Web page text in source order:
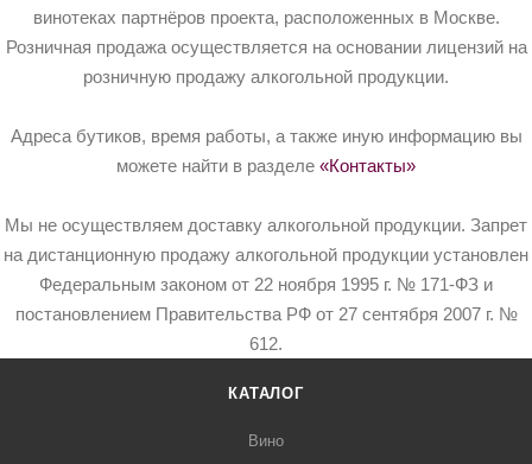
винотеках партнёров проекта, расположенных в Москве.
Розничная продажа осуществляется на основании лицензий на
розничную продажу алкогольной продукции.
Адреса бутиков, время работы, а также иную информацию вы
можете найти в разделе «Контакты»
Мы не осуществляем доставку алкогольной продукции. Запрет
на дистанционную продажу алкогольной продукции установлен
Федеральным законом от 22 ноября 1995 г. № 171-ФЗ и
постановлением Правительства РФ от 27 сентября 2007 г. №
612.
КАТАЛОГ
Вино